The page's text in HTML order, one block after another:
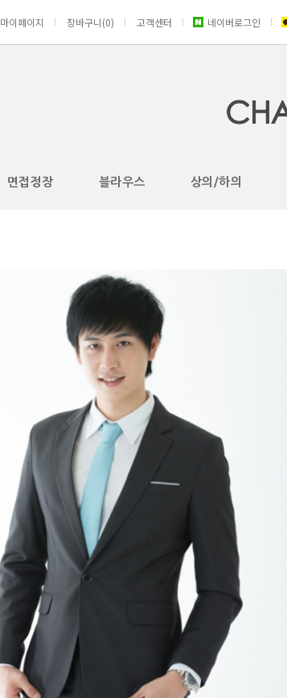
마이페이지 장바구니(0) 고객센터 네이버로그인
면접정장 블라우스 상의/하의